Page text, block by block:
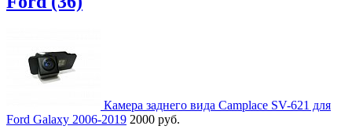
Камера заднего вида Camplace SV-621 для
Ford Galaxy 2006-2019 2000 руб.